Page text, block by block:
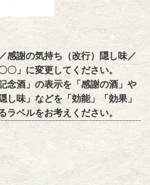
感謝の気持ち（改行）隠し味／
〇」に変更してください。
念酒」の表示を「感謝の酒」や
し味」などを「効能」「効果」
ラベルをお考えください。